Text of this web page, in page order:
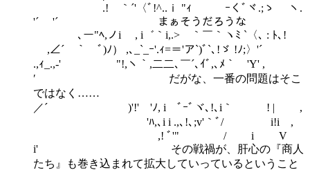
ゝ.! ｀´'〈ﾞ!^..ｉ "ｨ ｰくﾞヾ.;ゝ ヽ.
'´ '´ まぁそうだろうな
､ー"ﾍ,ノi , i゛｀i,.> ｀￣｀ヽﾐ `〈､ : ﾄ､!
,∠´￣｀ ﾞ)ﾉ） ,､_`_ｰ'.ｨ=＝'ア`)ﾞ`､!ゞ !ﾉ;〉'´
.,ｨ_.,-' "!,ヽ｀,二二､￣´､ｲﾞ,､ﾒ｀ 'Y' ,
′ だがな、一番の問題はそこ
ではなく……
／´ )'!'ゞ'ﾉ, iゝﾞｰﾞヾ､!､i｀ ! | ,
'ﾊ,､i i .,､!､;v'｀ﾞ/ i!i ,ゞ
,! ﾞ'" / i V
i' その戦禍が、肝心の『商人
たち』も巻き込まれて拡大していっているということ